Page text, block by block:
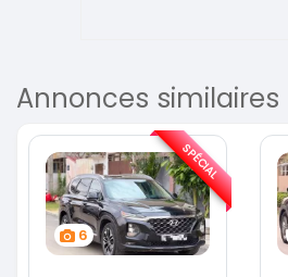
Annonces similaires
6
SPÉCIAL